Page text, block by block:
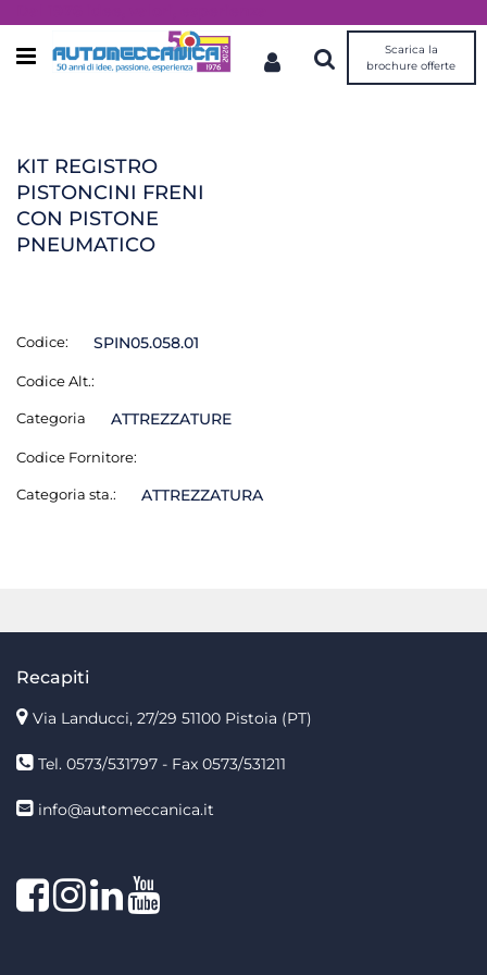
Open menu
Scarica la
brochure offerte
KIT REGISTRO
PISTONCINI FRENI
CON PISTONE
PNEUMATICO
Codice: SPIN05.058.01
Codice Alt.:
Categoria ATTREZZATURE
Codice Fornitore:
Categoria sta.: ATTREZZATURA
Recapiti
Via Landucci, 27/29 51100 Pistoia (PT)
Tel. 0573/531797 - Fax 0573/531211
info@automeccanica.it
FacebookInstagram
linkedin